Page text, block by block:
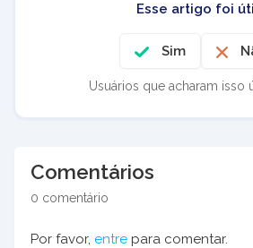
Esse artigo foi
Sim
Usuários que acharam isso
Comentários
0 comentário
Por favor, entre para comentar.